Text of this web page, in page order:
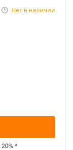
Нет в наличии
20% *